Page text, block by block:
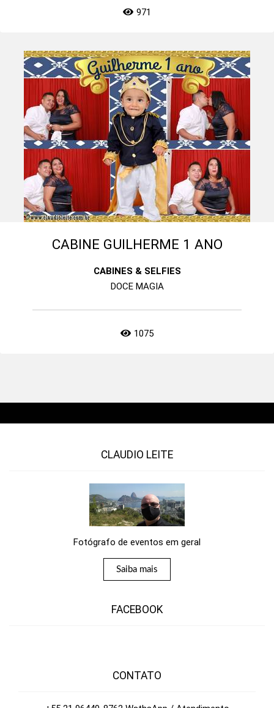
971
CABINE GUILHERME 1 ANO
CABINES & SELFIES
DOCE MAGIA
1075
CLAUDIO LEITE
Fotógrafo de eventos em geral
Saiba mais
FACEBOOK
CONTATO